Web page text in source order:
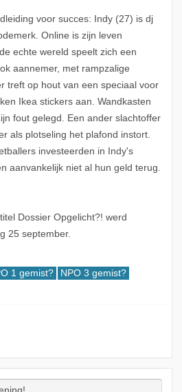
voor succes: Indy (27) is dj
Online is zijn leven
echte wereld speelt zich een
aannemer, met rampzalige
treft op hout van een speciaal voor
Ikea stickers aan. Wandkasten
fout gelegd. Een ander slachtoffer
als plotseling het plafond instort.
investeerden in Indy's
aanvankelijk niet al hun geld terug.
Dossier Opgelicht?! werd
25 september.
1 gemist? NPO 3 gemist?